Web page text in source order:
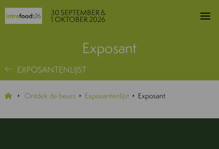
30 SEPTEMBER &
1 OKTOBER 2026
Exposant
EXPOSANTENLIJST
Ontdek de beurs Exposantenlijst Exposant